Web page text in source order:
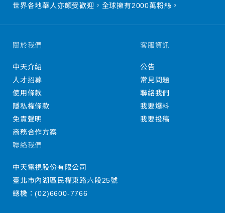
世界各地華人亦頗受歡迎，全球擁有2000萬粉絲。
關於我們
中天介紹
人才招募
使用條款
隱私權條款
免責聲明
商務合作方案
客服資訊
公告
常見問題
聯絡我們
我要爆料
我要投稿
聯絡我們
中天電視股份有限公司
臺北市內湖區民權東路六段25號
總機：(02)6600-7766